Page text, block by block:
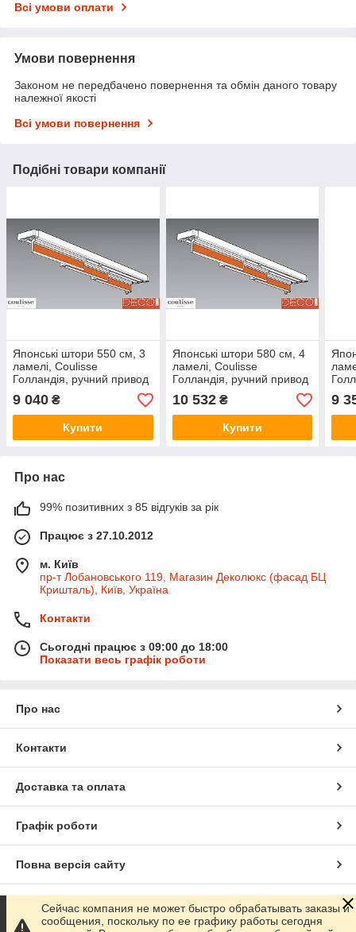
Всі умови оплати
Умови повернення
Законом не передбачено повернення та обмін даного товару
належної якості
Всі умови повернення
Подібні товари компанії
Японські штори 550 см, 3
ламелі, Coulisse
Голландія, ручний привод
9 040 ₴
Купити
Японські штори 580 см, 4
ламелі, Coulisse
Голландія, ручний привод
10 532₴
Купити
9
Про нас
99% позитивних з 85 відгуків за рік
Працює з 27.10.2012
м. Київ
пр-т Лобановського 119, Магазин Деколюкс (фасад БЦ
Кришталь), Київ, Україна
Контакти
Сьогодні працює з 09:00 до 18:00
Показати весь графік роботи
Про нас
Контакти
Доставка та оплата
Графік роботи
Повна версія сайту
Сайт створено на маркетплейсі Prom.ua
Сейчас компания не может быстро обрабатывать заказы и
сообщения, поскольку по ее графику работы сегодня